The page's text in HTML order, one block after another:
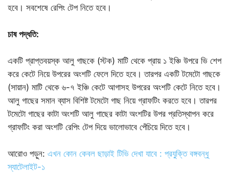
হবে। সবশেষে রেপিং টেপ নিতে হবে।
চাষ পদ্ধতি:
একটি প্রাপ্তবয়স্ক আলু গাছকে (স্টক) মাটি থেকে প্রায় ১ ইঞ্চি উপরে ভি শেপ
করে কেটে নিয়ে উপরের অংশটি ফেলে দিতে হবে। তারপর একটি টমেটো গাছকে
(সায়ান) মাটি থেকে ৬-৭ ইঞ্চি কেটে আগাসহ উপরের অংশটি কেটে নিতে হবে।
আলু গাছের সমান ব্যাস বিশিষ্ট টমেটো গাছ নিয়ে গ্রাফটিং করতে হবে। তারপর
টমেটো গাছের কাটা অংশটি আলু গাছের কাটা অংশটির উপর প্রতিস্থাপন করে
গ্রাফটিং করা অংশটি রেপিং টেপ দিয়ে ভালোভাবে পেঁচিয়ে দিতে হবে।
আরোও পড়ুন: এখন কোন কেবল ছাড়াই টিভি দেখা যাবে : প্রযু্ক্তি বঙ্গবন্ধু
স্যাটেলাইট-১